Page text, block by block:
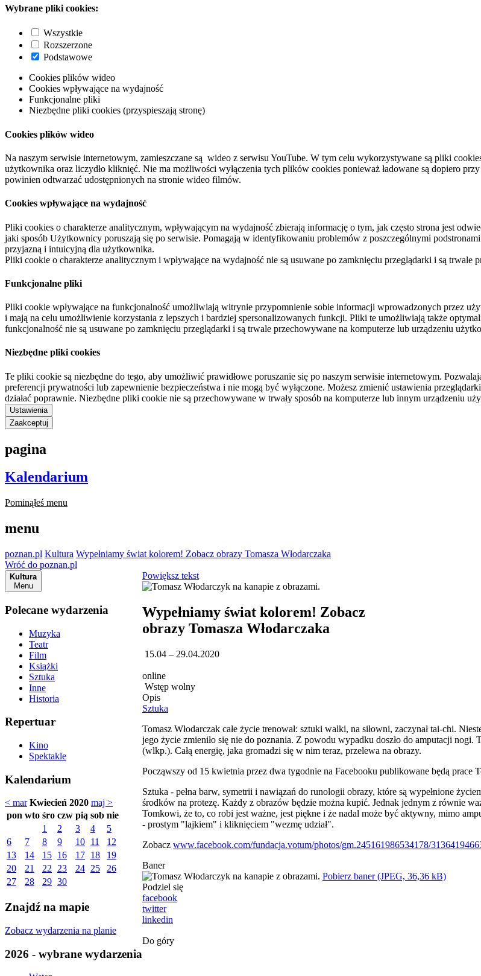
Wybrane pliki cookies:
Wszystkie
Rozszerzone
Podstawowe
Cookies plików wideo
Cookies wpływające na wydajność
Funkcjonalne pliki
Niezbędne pliki cookies (przyspieszają stronę)
Cookies plików wideo
Na naszym serwisie internetowym, zamieszczane są wideo z serwisu YouTube. W tym celu wykorzystywane są pliki
użytkownika oraz liczydło kliknięć. Nie ma możliwości wyłączenia tych plików cookies ponieważ ładowane są dopiero
powinien odtwarzać udostępnionych na stronie wideo filmów.
Cookies wpływające na wydajność
Pliki cookies o charakterze analitycznym, wpływającym na wydajność zbierają informację o tym, jak często strona jest
jaki sposób Użytkownicy poruszają się po serwisie. Pomagają w identyfikowaniu problemów z poszczególnymi
przyjazną i intuicyjną dla użytkownika.
Pliki cookie o charakterze analitycznym i wpływające na wydajność nie są usuwane po zamknięciu przeglądarki i są
Funkcjonalne pliki
Pliki cookie wpływające na funkcjonalność umożliwiają witrynie przypomnienie sobie informacji wprowadzonych przez
i mają na celu umożliwienie korzystania z lepszych i bardziej spersonalizowanych funkcji. Pliki te umożliwiają także
funkcjonalność nie są usuwane po zamknięciu przeglądarki i są trwale przechowywane na komputerze lub urządzeniu
Niezbędne pliki cookies
Te pliki cookie są niezbędne do tego, aby umożliwić prawidłowe poruszanie się po naszym serwisie internetowym.
preferencji prywatności lub zapewnienie bezpieczeństwa i nie mogą być wyłączone. Możesz zmienić ustawienia
działać poprawnie. Niezbędne pliki cookie nie są przechowywane w trwały sposób na komputerze lub innym urządzeniu
Ustawienia
Zaakceptuj
pagina
Kalendarium
Pominąłeś menu
menu
poznan.pl Kultura Wypełniamy świat kolorem! Zobacz obrazy Tomasza Włodarczaka
Wróć do poznan.pl
Kultura
Menu
Polecane wydarzenia
Muzyka
Teatr
Film
Książki
Sztuka
Inne
Historia
Repertuar
Kino
Spektakle
Kalendarium
< mar Kwiecień 2020 maj >
pon wto śro czw pią sob nie
1
2 3 4
5
6
7 8 9 10 11
12
13
14 15 16 17 18
19
20
21 22 23 24 25
26
27
28 29 30
Znajdź na mapie
Zobacz wydarzenia na planie
2026 - wybrane wydarzenia
Powiększ tekst
Wypełniamy świat kolorem! Zobacz
obrazy Tomasza Włodarczaka
15.04 – 29.04.2020
online
Wstęp wolny
Opis
Sztuka
Tomasz Włodarczak całe życie trenował: sztuki walki, na siłowni, zaczynał tai-chi.
jego życie zmieniło się nie do poznania. Z powodu wypadku doszło do amputacji
(wlkp.). Całą energię, jaka gromadzi się w nim teraz, przelewa na obrazy.
Począwszy od 15 kwietnia przez dwa tygodnie na Facebooku publikowane będą prace
Sztuka - pełna barw, symetrii i nawiązań do runologii obrazy, które są wypełnione
środków na protezę. Każdy z obrazów będzie można kupić. Jednak jednym z równie
Tomkowi, że to, co robi jest ważne, jest piękne i że nadal może być aktywny, mimo
- prostym "lajkiem" i kliknięciem "wezmę udział".
Zobacz www.facebook.com/fundacja.votum/photos/gm.245161986534178/
Baner
Pobierz baner (JPEG, 36,36 kB)
Podziel się
facebook
twitter
linkedin
Do góry